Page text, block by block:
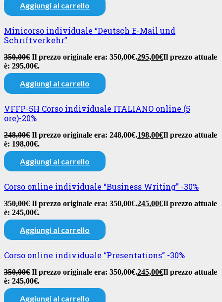
Aggiungi al carrello
Minicorso individuale “Deutsch E-Mail und
Schriftverkehr”
350,00€ Il prezzo originale era: 350,00€.295,00€Il prezzo attuale
è: 295,00€.
Aggiungi al carrello
VFFP-5H Corso individuale ITALIANO online (5
ore)-20%
248,00€ Il prezzo originale era: 248,00€.198,00€Il prezzo attuale
è: 198,00€.
Aggiungi al carrello
Corso online individuale “Business Writing” -30%
350,00€ Il prezzo originale era: 350,00€.245,00€Il prezzo attuale
è: 245,00€.
Aggiungi al carrello
Corso online individuale “Presentations” -30%
350,00€ Il prezzo originale era: 350,00€.245,00€Il prezzo attuale
è: 245,00€.
Aggiungi al carrello